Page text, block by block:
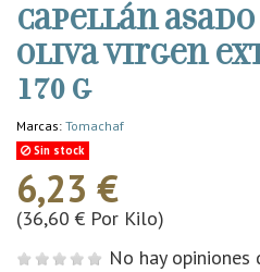
Capellán
oliva virgen
170 g
Marcas: Tomachaf
Sin stock
6,23 €
(36,60 € Por Kilo)
No hay opiniones